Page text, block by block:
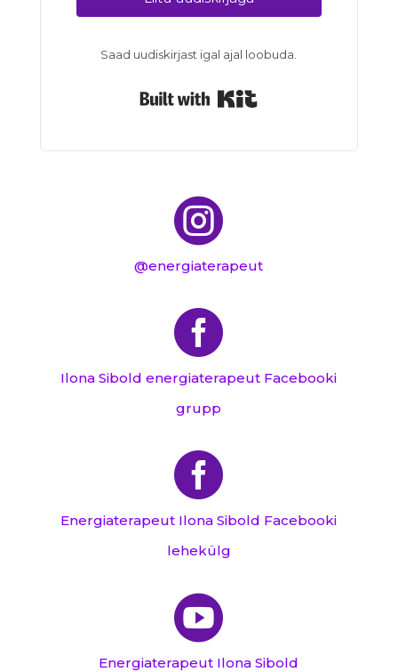
Saad uudiskirjast igal ajal loobuda.

@energiaterapeut

Ilona Sibold energiaterapeut Facebooki
grupp

Energiaterapeut Ilona Sibold Facebooki
lehekülg

Energiaterapeut Ilona Sibold